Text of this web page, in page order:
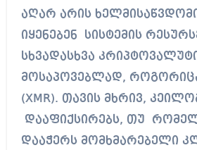
აღარ არის
იყენებენ სისტემის
სხვადასხვა
მოსაპოვებლად,
(XMR). თავის მხრივ,
დააფიქსირებს, თუ
დააჭერს მომხმარებელი